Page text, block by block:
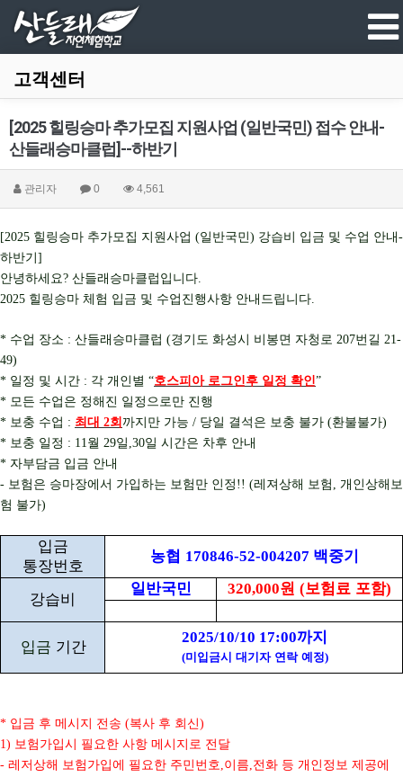
고객센터
[2025 힐링승마 추가모집 지원사업 (일반국민) 접수 안내-
산들래승마클럽]--하반기
관리자 0 4,561
[2025 힐링승마 추가모집 지원사업 (일반국민) 강습비 입금 및 수업 안내-
하반기]
안녕하세요? 산들래승마클럽입니다.
2025 힐링승마 체험 입금 및 수업진행사항 안내드립니다.
* 수업 장소 : 산들래승마클럽 (경기도 화성시 비봉면 자청로 207번길 21-
49)
* 일정 및 시간 : 각 개인별 “호스피아 로그인후 일정 확인 ”
* 모든 수업은 정해진 일정으로만 진행
* 보충 수업 : 최대 2회 까지만 가능 / 당일 결석은 보충 불가 (환불불가)
* 보충 일정 : 11월 29일 ,30일 시간은 차후 안내
* 자부담금 입금 안내
- 보험은 승마장에서 가입하는 보험만 인정 !! (레져상해 보험 , 개인상해보
험 불가)
입금
통장번호
농협 170846-52-004207 백중기
강습비
일반국민 320,000원 (보험료 포함)
입금 기간
2025/10/10 17:00까지
(미입금시 대기자 연락 예정)
* 입금 후 메시지 전송 (복사 후 회신)
1) 보험가입시 필요한 사항 메시지로 전달
- 레저상해 보험가입에 필요한 주민번호,이름,전화 등 개인정보 제공에